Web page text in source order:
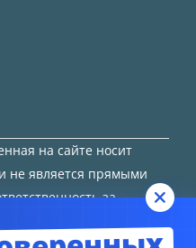
на сайте носит
не является прямыми
за